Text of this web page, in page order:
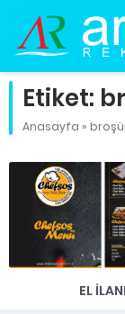
Etiket:
Anasayfa »
EL İLANI